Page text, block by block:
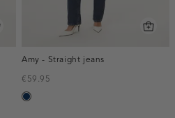
Amy - Straight jeans
€59.95
blauw,